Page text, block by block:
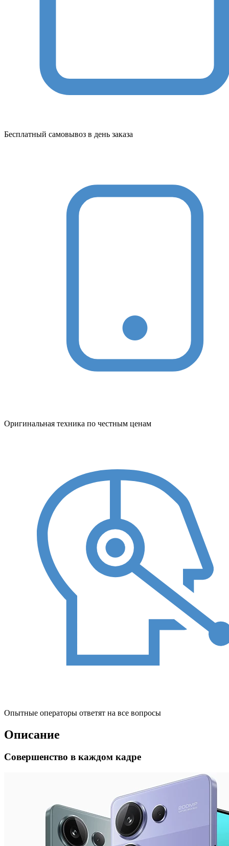
Бесплатный самовывоз в день заказа
Оригинальная техника по честным ценам
Опытные операторы ответят на все вопросы
Описание
Совершенство в каждом кадре